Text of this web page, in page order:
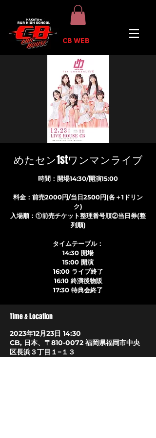
CB WEB
めたセン1stワンマンライブ
時間：開場14:30/開演15:00
料金：前売2000円/当日2500円(各＋1ドリン
ク)
入場順：①前売チケット整理番号順②当日券(整
列順)
タイムテーブル：
14:30 開場
15:00 開演
16:00 ライブ終了
16:10 終演後物販
17:30 特典会終了
Time & Location
2023年12月23日 14:30
CB, 日本、〒810-0072 福岡県福岡市中央
区長浜３丁目１−１３